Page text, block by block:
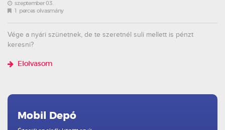
szeptember 03.
1 perces olvasmány
Vége a nyári szünetnek, de te szeretnél suli mellett is pénzt
keresni?
Elolvasom
Mobil Depó